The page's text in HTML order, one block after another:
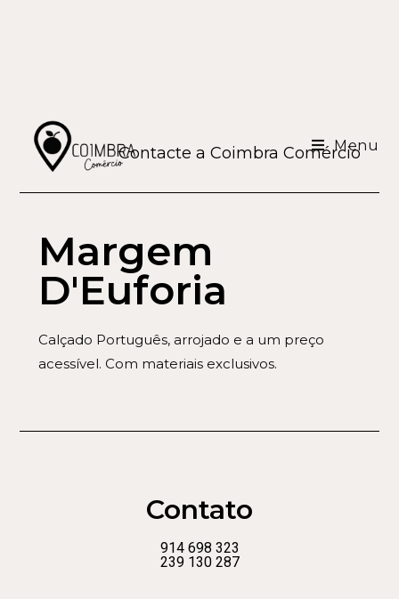
Menu
Contacte a Coimbra Comércio
Margem
D'Euforia
Calçado Português, arrojado e a um preço
acessível. Com materiais exclusivos.
Contato
914 698 323
239 130 287